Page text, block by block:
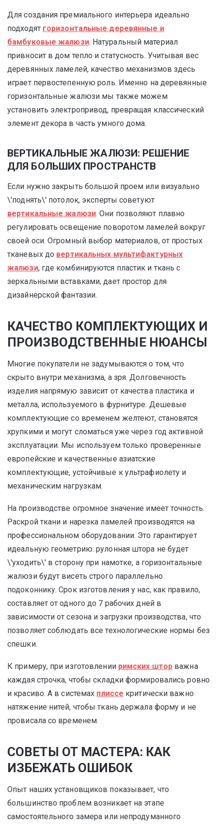
Для создания премиального интерьера идеально
подходят горизонтальные деревянные и
бамбуковые жалюзи. Натуральный материал
привносит в дом тепло и статусность. Учитывая вес
деревянных ламелей, качество механизмов здесь
играет первостепенную роль. Именно на деревянные
горизонтальные жалюзи мы также можем
установить электропривод, превращая классический
элемент декора в часть умного дома.
ВЕРТИКАЛЬНЫЕ ЖАЛЮЗИ: РЕШЕНИЕ
ДЛЯ БОЛЬШИХ ПРОСТРАНСТВ
Если нужно закрыть большой проем или визуально
\'поднять\' потолок, эксперты советуют
вертикальные жалюзи. Они позволяют плавно
регулировать освещение поворотом ламелей вокруг
своей оси. Огромный выбор материалов, от простых
тканевых до вертикальных мультифактурных
жалюзи, где комбинируются пластик и ткань с
зеркальными вставками, дает простор для
дизайнерской фантазии.
КАЧЕСТВО КОМПЛЕКТУЮЩИХ И
ПРОИЗВОДСТВЕННЫЕ НЮАНСЫ
Многие покупатели не задумываются о том, что
скрыто внутри механизма, а зря. Долговечность
изделия напрямую зависит от качества пластика и
металла, используемого в фурнитуре. Дешевые
комплектующие со временем желтеют, становятся
хрупкими и могут сломаться уже через год активной
эксплуатации. Мы используем только проверенные
европейские и качественные азиатские
комплектующие, устойчивые к ультрафиолету и
механическим нагрузкам.
На производстве огромное значение имеет точность.
Раскрой ткани и нарезка ламелей производятся на
профессиональном оборудовании. Это гарантирует
идеальную геометрию: рулонная штора не будет
\'уходить\' в сторону при намотке, а горизонтальные
жалюзи будут висеть строго параллельно
подоконнику. Срок изготовления у нас, как правило,
составляет от одного до 7 рабочих дней в
зависимости от сезона и загрузки производства, что
позволяет соблюдать все технологические нормы без
спешки.
К примеру, при изготовлении римских штор важна
каждая строчка, чтобы складки формировались ровно
и красиво. А в системах плиссе критически важно
натяжение нитей, чтобы ткань держала форму и не
провисала со временем.
СОВЕТЫ ОТ МАСТЕРА: КАК
ИЗБЕЖАТЬ ОШИБОК
Опыт наших установщиков показывает, что
большинство проблем возникает на этапе
самостоятельного замера или непродуманного